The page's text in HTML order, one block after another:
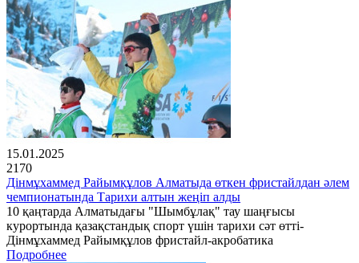
15.01.2025
2170
Дінмұхаммед Райымқұлов Алматыда өткен фристайлдан әлем
чемпионатында Тарихи алтын жеңіп алды
10 қаңтарда Алматыдағы "Шымбұлақ" тау шаңғысы
курортында қазақстандық спорт үшін тарихи сәт өтті-
Дінмұхаммед Райымқұлов фристайл-акробатика
Подробнее